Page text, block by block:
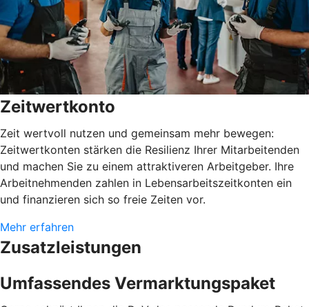
Zeitwertkonto
Zeit wertvoll nutzen und gemeinsam mehr bewegen:
Zeitwertkonten stärken die Resilienz Ihrer Mitarbeitenden
und machen Sie zu einem attraktiveren Arbeitgeber. Ihre
Arbeitnehmenden zahlen in Lebensarbeitszeitkonten ein
und finanzieren sich so freie Zeiten vor.
Mehr erfahren
Zusatzleistungen
Umfassendes Vermarktungspaket